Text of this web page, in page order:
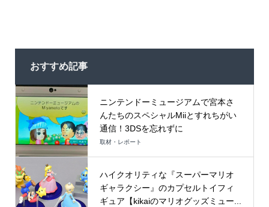
おすすめ記事
ニンテンドーミュージアムで宮本さ
んたちのスペシャルMiiとすれちがい
通信！3DSを忘れずに
取材・レポート
ハイクオリティな『スーパーマリオ
ギャラクシー』のカプセルトイフィ
ギュア【kikaiのマリオグッズミュー...